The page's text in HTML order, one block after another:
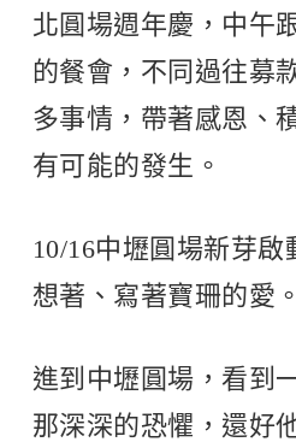
北圓場週年慶，中午
的餐會，不同過往募
多事情，帶著感恩、
有可能的發生。
10/16中壢圓場新芽啟
想著、寫著寶珊的愛。
進到中壢圓場，看到
那深深的恐懼，還好